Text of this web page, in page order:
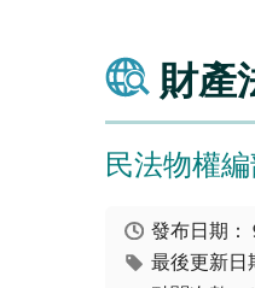
財產
民法物權
發布日期：
最後更新日